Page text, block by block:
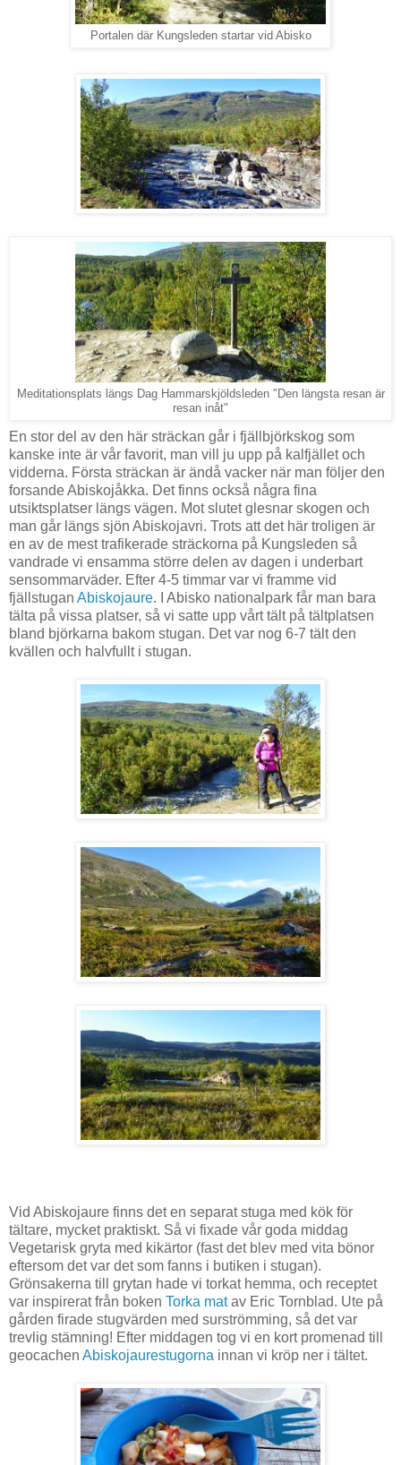
Portalen där Kungsleden startar vid Abisko
Meditationsplats längs Dag Hammarskjöldsleden "Den längsta resan är
resan inåt"
En stor del av den här sträckan går i fjällbjörkskog som
kanske inte är vår favorit, man vill ju upp på kalfjället och
vidderna. Första sträckan är ändå vacker när man följer den
forsande Abiskojåkka. Det finns också några fina
utsiktsplatser längs vägen. Mot slutet glesnar skogen och
man går längs sjön Abiskojavri. Trots att det här troligen är
en av de mest trafikerade sträckorna på Kungsleden så
vandrade vi ensamma större delen av dagen i underbart
sensommarväder. Efter 4-5 timmar var vi framme vid
fjällstugan Abiskojaure. I Abisko nationalpark får man bara
tälta på vissa platser, så vi satte upp vårt tält på tältplatsen
bland björkarna bakom stugan. Det var nog 6-7 tält den
kvällen och halvfullt i stugan.
Vid Abiskojaure finns det en separat stuga med kök för
tältare, mycket praktiskt. Så vi fixade vår goda middag
Vegetarisk gryta med kikärtor (fast det blev med vita bönor
eftersom det var det som fanns i butiken i stugan).
Grönsakerna till grytan hade vi torkat hemma, och receptet
var inspirerat från boken Torka matav Eric Tornblad. Ute på
gården firade stugvärden med surströmming, så det var
trevlig stämning! Efter middagen tog vi en kort promenad till
geocachen Abiskojaurestugorna innan vi kröp ner i tältet.